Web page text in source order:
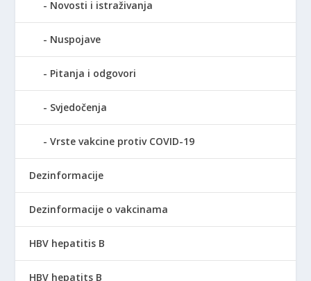
Novosti i istraživanja
Nuspojave
Pitanja i odgovori
Svjedočenja
Vrste vakcine protiv COVID-19
Dezinformacije
Dezinformacije o vakcinama
HBV hepatitis B
HBV hepatits B